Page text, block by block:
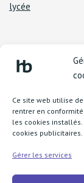
Ce site web utilise
rentrer en
les cookies
cookies publicitaires.
Gérer les services
lycée
Lycée Henri
1 boulevard Henri